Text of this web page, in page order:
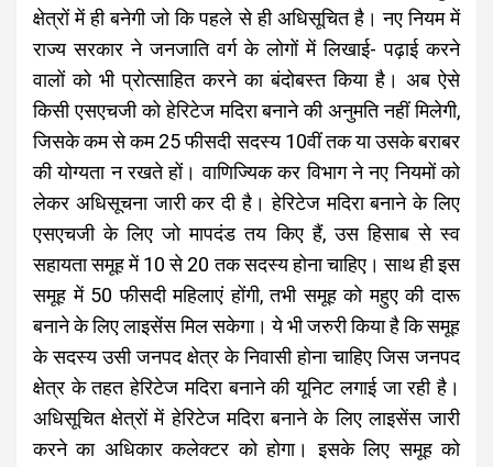
क्षेत्रों में ही बनेगी जो कि पहले से ही अधिसूचित है। नए नियम में
राज्य सरकार ने जनजाति वर्ग के लोगों में लिखाई- पढ़ाई करने
वालों को भी प्रोत्साहित करने का बंदोबस्त किया है। अब ऐसे
किसी एसएचजी को हेरिटेज मदिरा बनाने की अनुमति नहीं मिलेगी,
जिसके कम से कम 25 फीसदी सदस्य 10वीं तक या उसके बराबर
की योग्यता न रखते हों। वाणिज्यिक कर विभाग ने नए नियमों को
लेकर अधिसूचना जारी कर दी है। हेरिटेज मदिरा बनाने के लिए
एसएचजी के लिए जो मापदंड तय किए हैं, उस हिसाब से स्व
सहायता समूह में 10 से 20 तक सदस्य होना चाहिए। साथ ही इस
समूह में 50 फीसदी महिलाएं होंगी, तभी समूह को महुए की दारू
बनाने के लिए लाइसेंस मिल सकेगा। ये भी जरुरी किया है कि समूह
के सदस्य उसी जनपद क्षेत्र के निवासी होना चाहिए जिस जनपद
क्षेत्र के तहत हेरिटेज मदिरा बनाने की यूनिट लगाई जा रही है।
अधिसूचित क्षेत्रों में हेरिटेज मदिरा बनाने के लिए लाइसेंस जारी
करने का अधिकार कलेक्टर को होगा। इसके लिए समूह को